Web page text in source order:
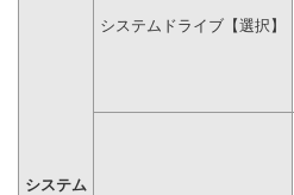
システム
システムドライブ【選択】